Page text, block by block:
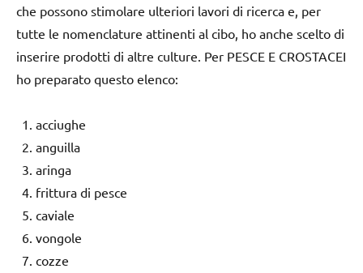
che possono stimolare ulteriori lavori di ricerca e, per
tutte le nomenclature attinenti al cibo, ho anche scelto di
inserire prodotti di altre culture. Per PESCE E CROSTACEI
ho preparato questo elenco:
acciughe
anguilla
aringa
frittura di pesce
caviale
vongole
cozze